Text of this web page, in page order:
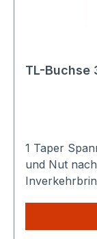
TL-Buchse
1 Taper
und Nut
3525 ist ein